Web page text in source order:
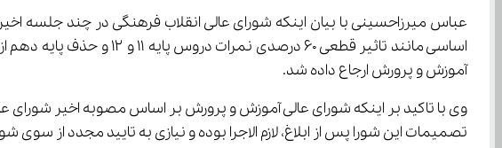
آموزش و پرورش ارجاع داده شد.
وی با تاکید بر اینکه شورای عالی آموزش و پرورش بر اساس مصوبه اخیر شورای
تصمیمات این شورا پس از ابلاغ، لازم الاجرا بوده و نیازی به تایید مجدد از سوی